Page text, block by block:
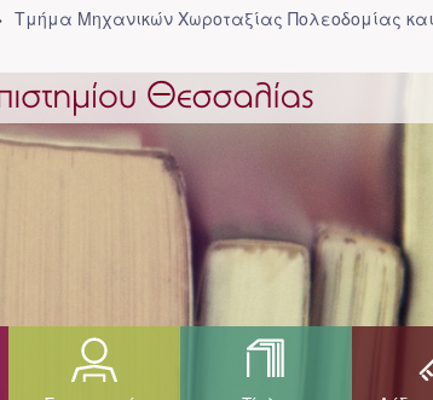
Τμήμα Μηχανικών Χωροταξίας Πολεοδομίας